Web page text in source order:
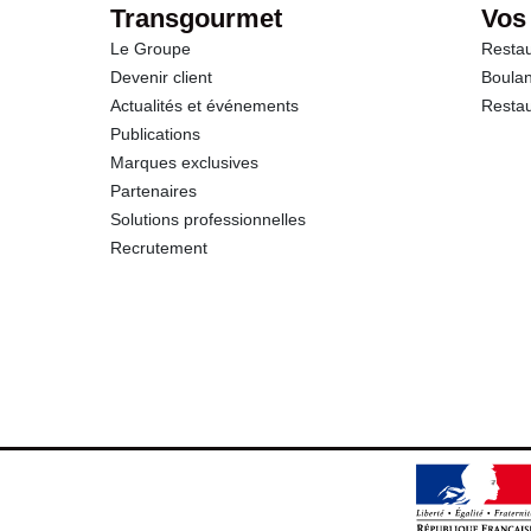
Protéines
Sel
Transgourmet
Le Groupe
Devenir client
Actualités et événements
Publications
Marques exclusives
Partenaires
Solutions professionnelles
Recrutement